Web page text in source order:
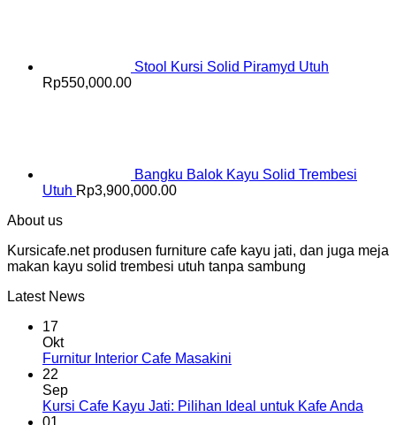
Stool Kursi Solid Piramyd Utuh
Rp550,000.00
Bangku Balok Kayu Solid Trembesi
Utuh Rp3,900,000.00
About us
Kursicafe.net produsen furniture cafe kayu jati, dan juga meja
makan kayu solid trembesi utuh tanpa sambung
Latest News
17
Okt
Furnitur Interior Cafe Masakini
22
Sep
Kursi Cafe Kayu Jati: Pilihan Ideal untuk Kafe Anda